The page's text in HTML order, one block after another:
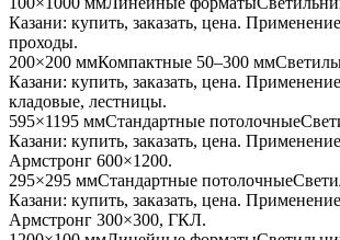
Казани: купить, заказать, цена.
проходы.
200×200 ммКомпактные 50–300 мм
Казани: купить, заказать, цена.
кладовые, лестницы.
595×1195 ммСтандартные потолочные
Казани: купить, заказать, цена.
Армстронг 600×1200.
295×295 ммСтандартные потолочные
Казани: купить, заказать, цена.
Армстронг 300×300, ГКЛ.